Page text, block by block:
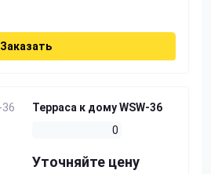
Заказать
Терраса к дому WSW-36
0
Уточняйте цену